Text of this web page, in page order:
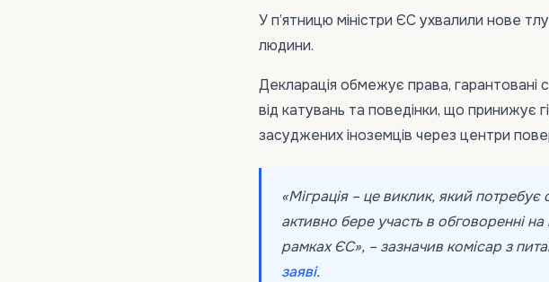
У п’ятницю міністри ЄС ухвалили нове
людини.
Декларація обмежує права, гарантовані
від катувань та поведінки, що принижує
засуджених іноземців через центри
«Міграція – це виклик, який потребує
активно бере участь в обговоренні
рамках ЄС», – зазначив комісар з
заяві.